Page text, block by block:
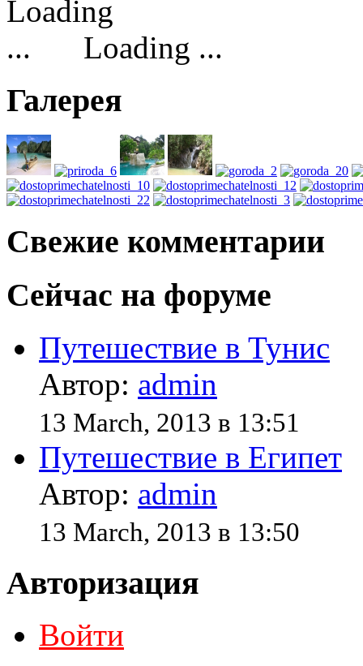
Loading ...
Галерея
Свежие комментарии
Сейчас на форуме
Путешествие в Тунис
Автор: admin
13 March, 2013 в 13:51
Путешествие в Египет
Автор: admin
13 March, 2013 в 13:50
Авторизация
Войти